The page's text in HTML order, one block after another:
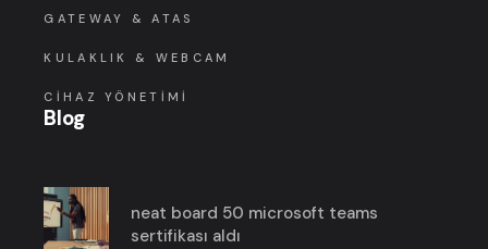
GATEWAY & ATAS
KULAKLIK & WEBCAM
CIHAZ YÖNETIMI
Blog
neat board 50 microsoft teams
sertifikası aldı